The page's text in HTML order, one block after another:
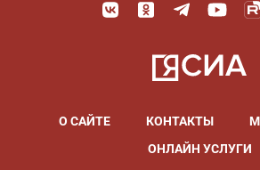
О САЙТЕ КОНТАКТЫ
ОНЛАЙН УСЛУГИ